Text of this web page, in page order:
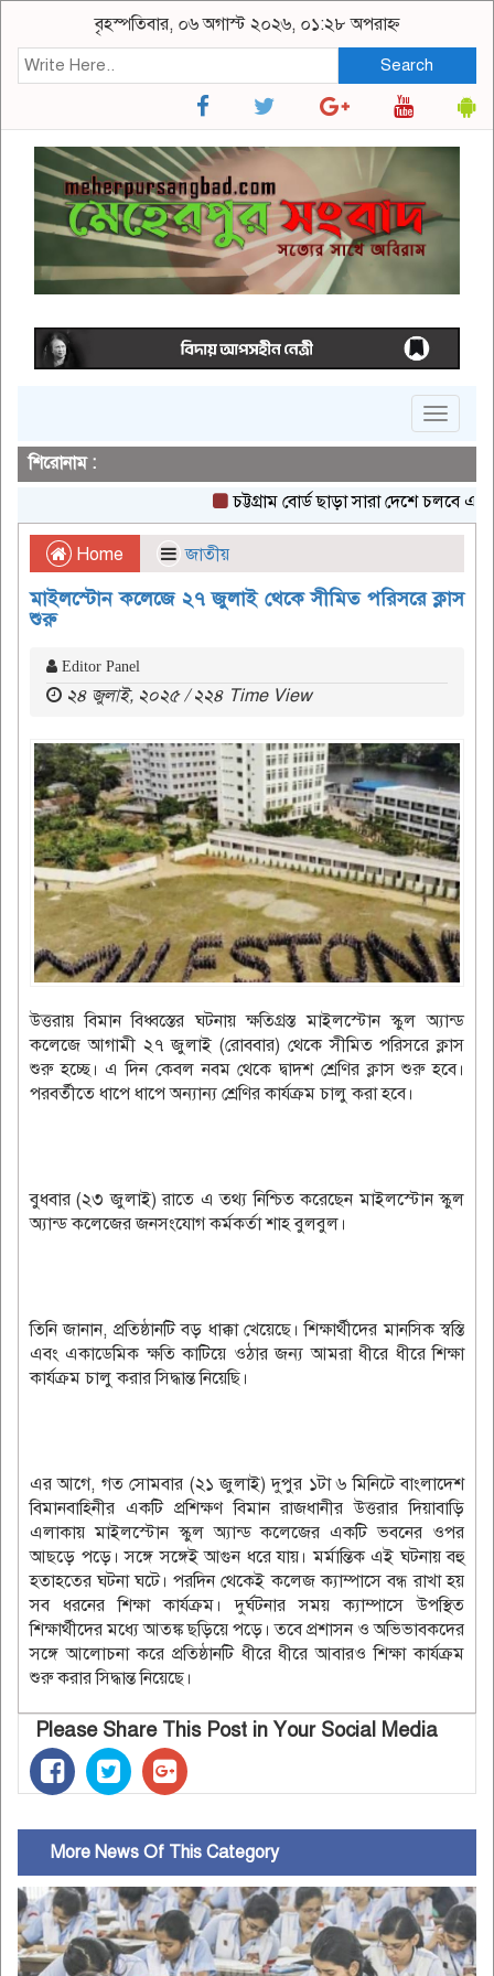
বৃহস্পতিবার, ০৬ অগাস্ট ২০২৬, ০১:২৮ অপরাহ্ন
Search
Toggle
শিরোনাম :
চট্টগ্রাম বোর্ড ছাড়া সারা দেশে চলবে
Home জাতীয়
মাইলস্টোন কলেজে ২৭ জুলাই থেকে সীমিত পরিসরে ক্লাস
শুরু
Editor Panel
২৪ জুলাই, ২০২৫ / ২২৪ Time View
উত্তরায় বিমান বিধ্বস্তের ঘটনায় ক্ষতিগ্রস্ত মাইলস্টোন স্কুল অ্যান্ড
কলেজে আগামী ২৭ জুলাই (রোববার) থেকে সীমিত পরিসরে ক্লাস
শুরু হচ্ছে। এ দিন কেবল নবম থেকে দ্বাদশ শ্রেণির ক্লাস শুরু হবে।
পরবর্তীতে ধাপে ধাপে অন্যান্য শ্রেণির কার্যক্রম চালু করা হবে।
বুধবার (২৩ জুলাই) রাতে এ তথ্য নিশ্চিত করেছেন মাইলস্টোন স্কুল
অ্যান্ড কলেজের জনসংযোগ কর্মকর্তা শাহ বুলবুল।
তিনি জানান, প্রতিষ্ঠানটি বড় ধাক্কা খেয়েছে। শিক্ষার্থীদের মানসিক স্বস্তি
এবং একাডেমিক ক্ষতি কাটিয়ে ওঠার জন্য আমরা ধীরে ধীরে শিক্ষা
কার্যক্রম চালু করার সিদ্ধান্ত নিয়েছি।
এর আগে, গত সোমবার (২১ জুলাই) দুপুর ১টা ৬ মিনিটে বাংলাদেশ
বিমানবাহিনীর একটি প্রশিক্ষণ বিমান রাজধানীর উত্তরার দিয়াবাড়ি
এলাকায় মাইলস্টোন স্কুল অ্যান্ড কলেজের একটি ভবনের ওপর
আছড়ে পড়ে। সঙ্গে সঙ্গেই আগুন ধরে যায়। মর্মান্তিক এই ঘটনায় বহু
হতাহতের ঘটনা ঘটে। পরদিন থেকেই কলেজ ক্যাম্পাসে বন্ধ রাখা হয়
সব ধরনের শিক্ষা কার্যক্রম। দুর্ঘটনার সময় ক্যাম্পাসে উপস্থিত
শিক্ষার্থীদের মধ্যে আতঙ্ক ছড়িয়ে পড়ে। তবে প্রশাসন ও অভিভাবকদের
সঙ্গে আলোচনা করে প্রতিষ্ঠানটি ধীরে ধীরে আবারও শিক্ষা কার্যক্রম
শুরু করার সিদ্ধান্ত নিয়েছে।
Please Share This Post in Your Social Media
More News Of This Category